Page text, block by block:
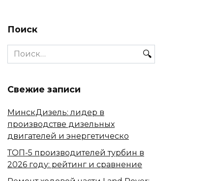
Поиск
Search
for:
Свежие записи
МинскДизель: лидер в
производстве дизельных
двигателей и энергетическо
ТОП-5 производителей турбин в
2026 году: рейтинг и сравнение